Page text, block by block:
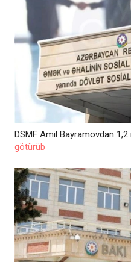
DSMF Amil Bayramovdan
götürüb